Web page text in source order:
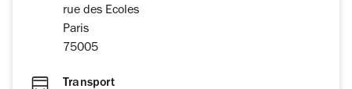
rue des Ecoles
Paris
75005
Transport